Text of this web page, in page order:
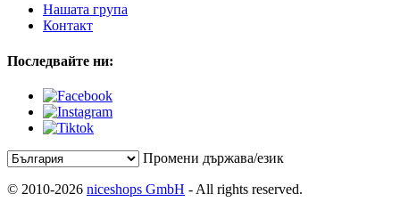
Нашата група
Контакт
Последвайте ни:
Промени държава/език
© 2010-2026 niceshops GmbH - All rights reserved.